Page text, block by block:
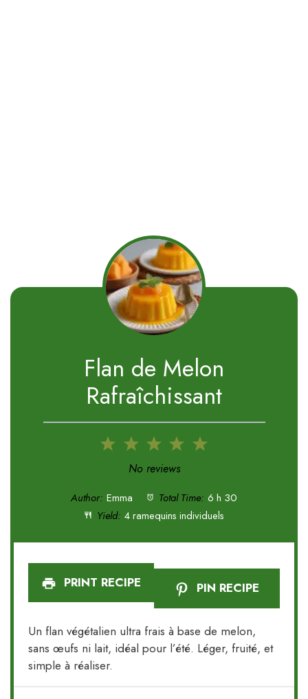
Flan de Melon
Rafraîchissant
5
4
3
Stars
2
Stars
1
Star
No reviews
Author: Emma Total Time: 6 h 30
Yield: 4 ramequins individuels
PRINT RECIPE PIN RECIPE
Un flan végétalien ultra frais à base de melon,
sans œufs ni lait, idéal pour l’été. Léger, fruité, et
simple à réaliser.